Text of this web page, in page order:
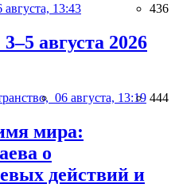
августа, 13:43 436
августа 2026
06 августа, 13:19 444
мира:
о
действий и